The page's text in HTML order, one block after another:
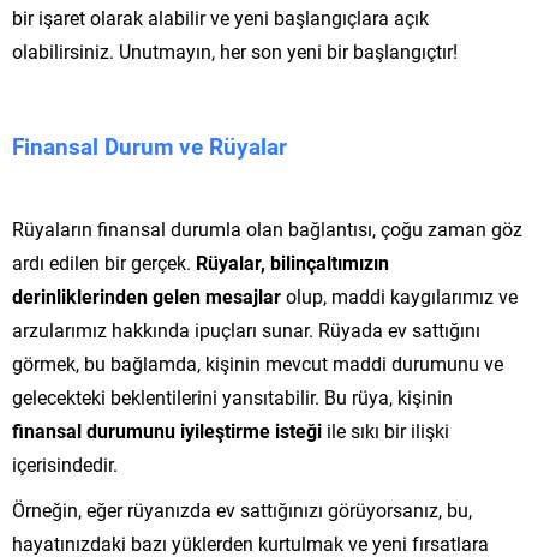
bir işaret olarak alabilir ve yeni başlangıçlara açık
olabilirsiniz. Unutmayın, her son yeni bir başlangıçtır!
Finansal Durum ve Rüyalar
Rüyaların finansal durumla olan bağlantısı, çoğu zaman göz
ardı edilen bir gerçek. Rüyalar, bilinçaltımızın
derinliklerinden gelen mesajlarolup, maddi kaygılarımız ve
arzularımız hakkında ipuçları sunar. Rüyada ev sattığını
görmek, bu bağlamda, kişinin mevcut maddi durumunu ve
gelecekteki beklentilerini yansıtabilir. Bu rüya, kişinin
finansal durumunu iyileştirme isteği ile sıkı bir ilişki
içerisindedir.
Örneğin, eğer rüyanızda ev sattığınızı görüyorsanız, bu,
hayatınızdaki bazı yüklerden kurtulmak ve yeni fırsatlara